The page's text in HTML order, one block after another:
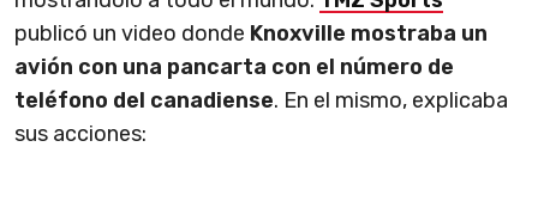
publicó un video donde Knoxville mostraba un
avión con una pancarta con el número de
teléfono del canadiense. En el mismo, explicaba
sus acciones: